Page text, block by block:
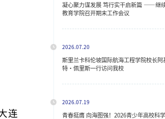
连
凝心聚力谋发展 笃行实干启新篇 ——继
教育学院召开期末工作会议
2026.07.20
斯里兰卡科伦坡国际航海工程学院校长阿
特・佩里斯一行访问我校
2026.07.19
青春挺膺 向海图强！2026青少年高校科